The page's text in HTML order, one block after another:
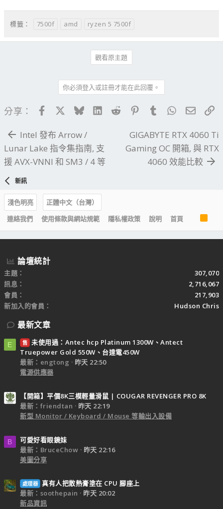
標籤： 7500f amd ryzen 5 7500f
觀看原主題
你必須登入或註冊才能在此回覆。
分享： FacebookBlueskyLinkedIn
Reddit PinterestTumblrWhatsApp
電子
Intel 發布 Arrow /
Lunar Lake 指令集指南, 支
援 AVX-VNNI 和 SM3 / 4 等
GIGABYTE RTX 4060 Ti
Gaming OC 開箱, 與 RTX
4060 效能比較
新訊
淺色明亮
正體中文（台灣）
連絡我們
使用條款與網站規範 隱私權政策 說明 首頁
R
S
S
論壇統計
主題
307,070
訊息
2,716,067
會員
217,903
新加入的會員
Hudson Chris
最新文章
E 售 未使用過：Antec hcp Platinum 1300W、Antect
Truepower Gold 550W、台達電450W
最新：engtong
昨天 22:50
電源供應器
【開箱】平價8K三模輕量滑鼠 | COUGAR REVENGER PRO 8K
最新：friendtan
昨天 22:19
新型 Monitor / Keyboard / Mouse 等輸出入設備
B
可愛好看眼鏡妹
最新：BruceChow
昨天 22:16
美圖分享
處理器 真有人把散熱膏塗在 CPU 腳座上
最新：soothepain
昨天 20:02
新品資訊